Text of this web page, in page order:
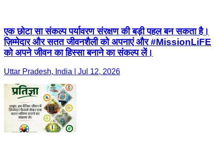
एक छोटा सा संकल्प पर्यावरण संरक्षण की बड़ी पहल बन सकता है।
ज़िम्मेदार और सतत जीवनशैली को अपनाएं और #MissionLiFE
को अपने जीवन का हिस्सा बनाने का संकल्प लें।
Uttar Pradesh, India | Jul 12, 2026